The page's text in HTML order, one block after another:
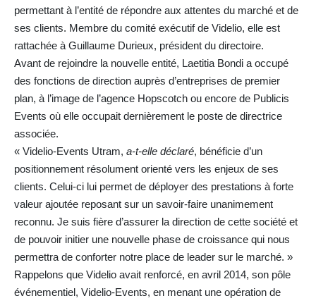
permettant à l’entité de répondre aux attentes du marché et de
ses clients. Membre du comité exécutif de Videlio, elle est
rattachée à Guillaume Durieux, président du directoire.
Avant de rejoindre la nouvelle entité, Laetitia Bondi a occupé
des fonctions de direction auprès d’entreprises de premier
plan, à l’image de l’agence Hopscotch ou encore de Publicis
Events où elle occupait dernièrement le poste de directrice
associée.
« Videlio-Events Utram, a-t-elle déclaré, bénéficie d’un
positionnement résolument orienté vers les enjeux de ses
clients. Celui-ci lui permet de déployer des prestations à forte
valeur ajoutée reposant sur un savoir-faire unanimement
reconnu. Je suis fière d’assurer la direction de cette société et
de pouvoir initier une nouvelle phase de croissance qui nous
permettra de conforter notre place de leader sur le marché. »
Rappelons que Videlio avait renforcé, en avril 2014, son pôle
événementiel, Videlio-Events, en menant une opération de